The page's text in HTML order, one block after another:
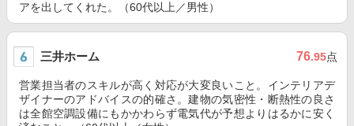
アを出してくれた。（60代以上／男性）
三井ホーム 76.95点
営業担当者のスキルが高く対応が大変良いこと。インテリアデ
ザイナーのアドバイスの的確さ。建物の気密性・断熱性の良さ
は全館空調設備にもかかわらず電気代が予想よりはるかに安く